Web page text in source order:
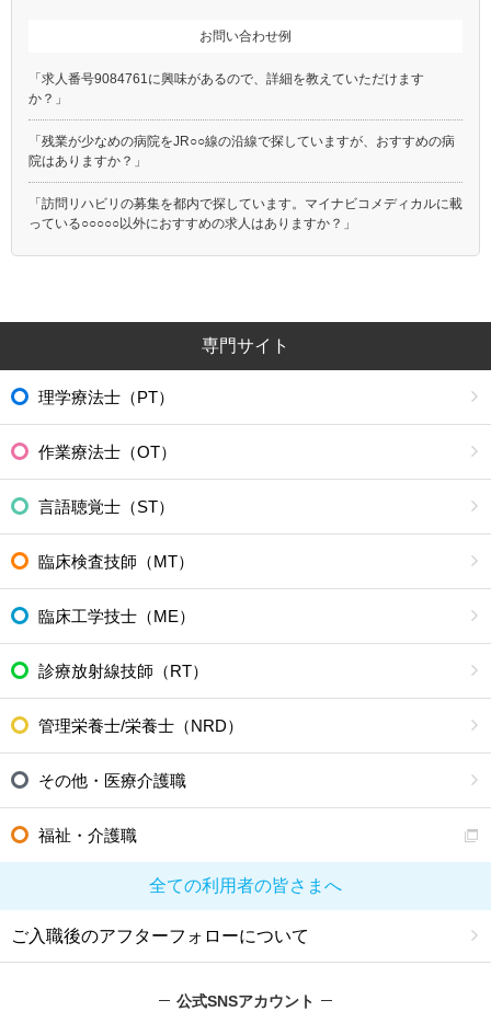
お問い合わせ例
「求人番号9084761に興味があるので、詳細を教えていただけます
か？」
「残業が少なめの病院をJR○○線の沿線で探していますが、おすすめの病
院はありますか？」
「訪問リハビリの募集を都内で探しています。マイナビコメディカルに載
っている○○○○○以外におすすめの求人はありますか？」
専門サイト
理学療法士（PT）
作業療法士（OT）
言語聴覚士（ST）
臨床検査技師（MT）
臨床工学技士（ME）
診療放射線技師（RT）
管理栄養士/栄養士（NRD）
その他・医療介護職
福祉・介護職
全ての利用者の皆さまへ
ご入職後のアフターフォローについて
公式SNSアカウント